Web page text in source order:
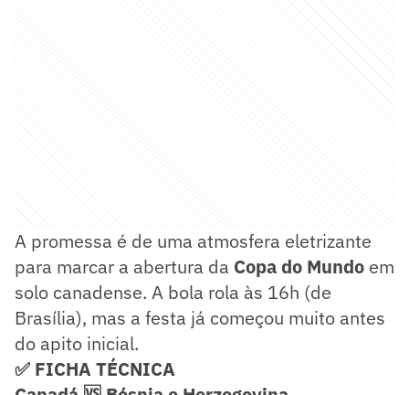
A promessa é de uma atmosfera eletrizante
para marcar a abertura da Copa do Mundo em
solo canadense. A bola rola às 16h (de
Brasília), mas a festa já começou muito antes
do apito inicial.
✅ FICHA TÉCNICA